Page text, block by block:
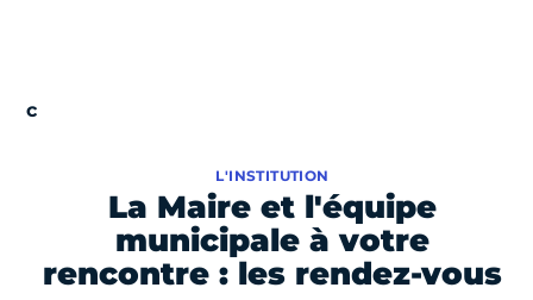
La Maire et l'équipe
municipale à votre
rencontre : les rendez-vous
L'INSTITUTION